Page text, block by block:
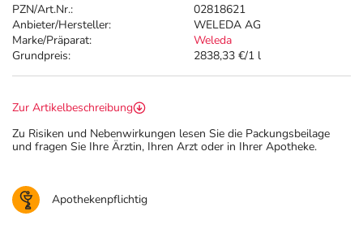
PZN/Art.Nr.:
02818621
Anbieter/Hersteller:
WELEDA AG
Marke/Präparat:
Weleda
Grundpreis:
2838,33 €/1 l
Zur Artikelbeschreibung
Zu Risiken und Nebenwirkungen lesen Sie die Packungsbeilage
und fragen Sie Ihre Ärztin, Ihren Arzt oder in Ihrer Apotheke.
Apothekenpflichtig